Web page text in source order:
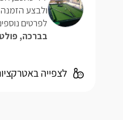
ולבצע
לפרטים
בברכה,
לצפייה